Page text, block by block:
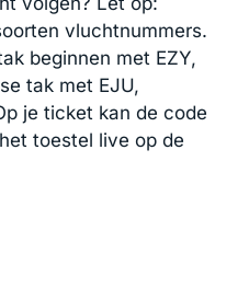
vluchtnummers.
beginnen met EZY,
tak met EJU,
je ticket kan de code
toestel live op de